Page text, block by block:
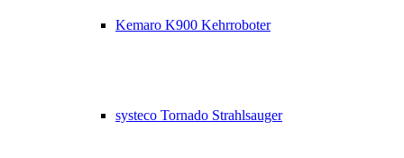
Kemaro K900 Kehrroboter
systeco Tornado Strahlsauger